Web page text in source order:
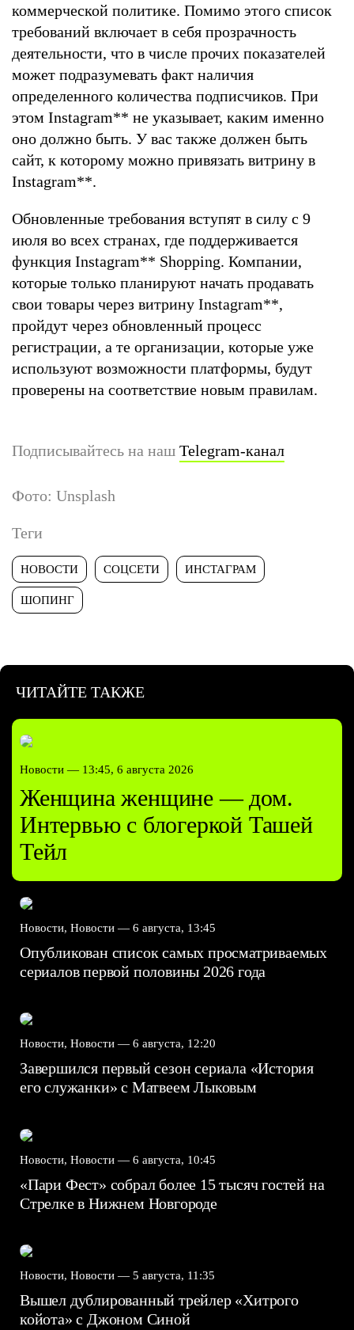
коммерческой политике. Помимо этого список
требований включает в себя прозрачность
деятельности, что в числе прочих показателей
может подразумевать факт наличия
определенного количества подписчиков. При
этом Instagram** не указывает, каким именно
оно должно быть. У вас также должен быть
сайт, к которому можно привязать витрину в
Instagram**.
Обновленные требования вступят в силу с 9
июля во всех странах, где поддерживается
функция Instagram** Shopping. Компании,
которые только планируют начать продавать
свои товары через витрину Instagram**,
пройдут через обновленный процесс
регистрации, а те организации, которые уже
используют возможности платформы, будут
проверены на соответствие новым правилам.
Подписывайтесь на наш Telegram-канал
Фото: Unsplash
Теги
НОВОСТИ СОЦСЕТИ ИНСТАГРАМ
ШОПИНГ
ЧИТАЙТЕ ТАКЖЕ
Новости — 13:45, 6 августа 2026
Женщина женщине — дом.
Интервью с блогеркой Ташей
Тейл
Новости, Новости — 6 августа, 13:45
Опубликован список самых просматриваемых
сериалов первой половины 2026 года
Новости, Новости — 6 августа, 12:20
Завершился первый сезон сериала «История
его служанки» с Матвеем Лыковым
Новости, Новости — 6 августа, 10:45
«Пари Фест» собрал более 15 тысяч гостей на
Стрелке в Нижнем Новгороде
Новости, Новости — 5 августа, 11:35
Вышел дублированный трейлер «Хитрого
койота» с Джоном Синой